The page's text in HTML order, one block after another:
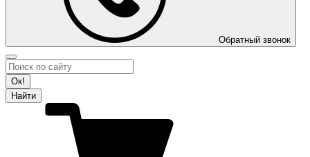
Обратный звонок
Ок!
Найти